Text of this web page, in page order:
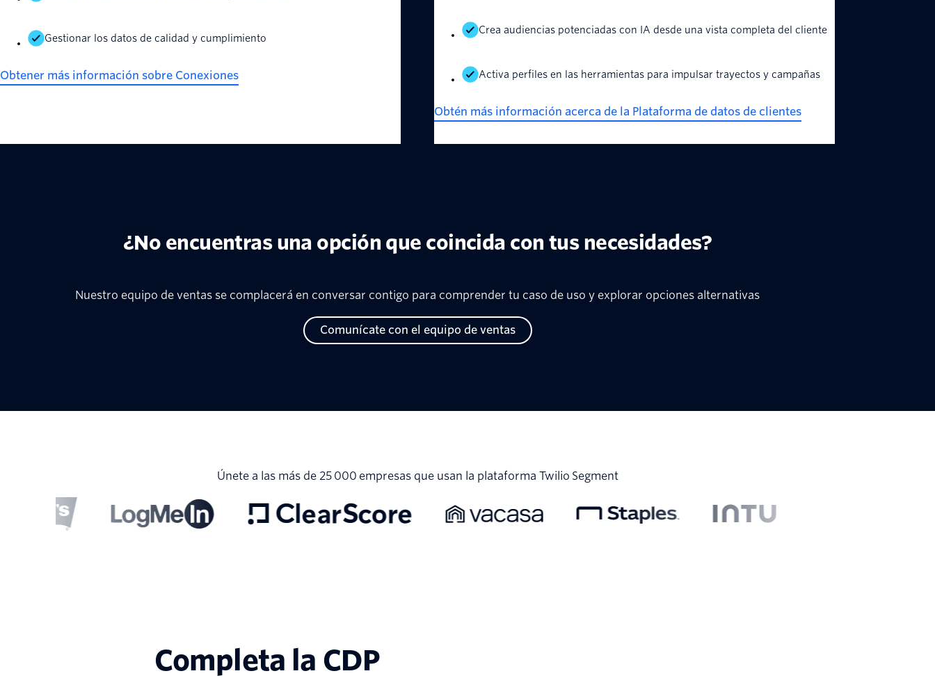
Gestionar los datos de calidad y cumplimiento
Obtener más información sobre Conexiones
Crea audiencias potenciadas con IA desde una vista completa del cliente
Activa perfiles en las herramientas para impulsar trayectos y campañas
Obtén más información acerca de la Plataforma de datos de clientes
¿No encuentras una opción que coincida con tus necesidades?
Nuestro equipo de ventas se complacerá en conversar contigo para comprender tu caso de uso y explorar opciones alternativas
Comunícate con el equipo de ventas
Únete a las más de 25 000 empresas que usan la plataforma Twilio Segment
Completa la CDP